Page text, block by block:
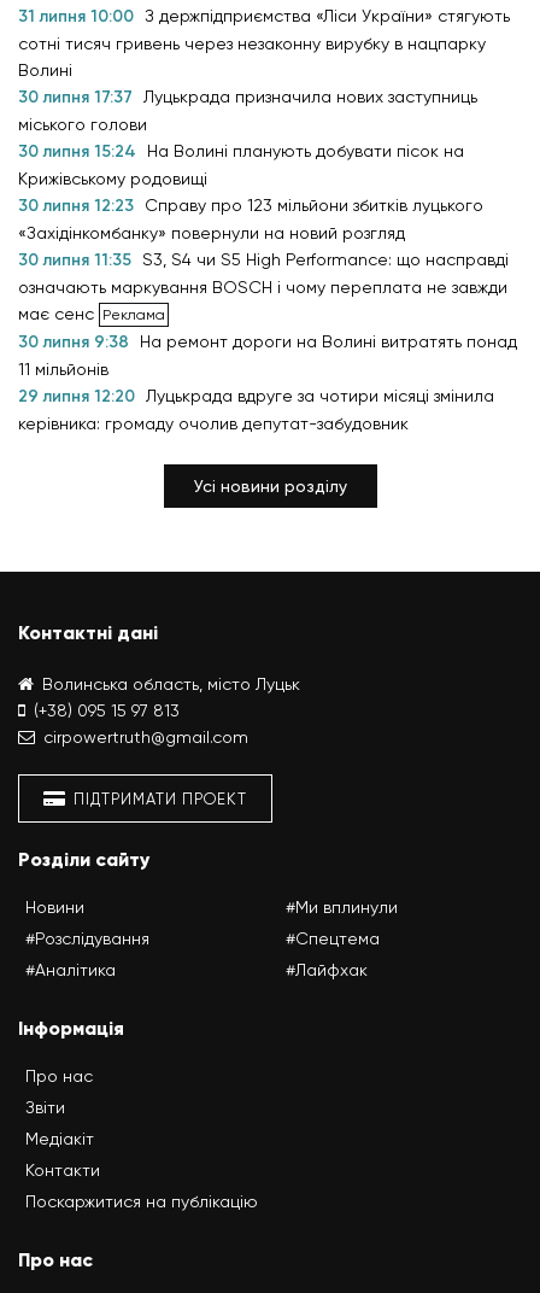
31 липня 10:00 З держпідприємства «Ліси України» стягують
сотні тисяч гривень через незаконну вирубку в нацпарку
Волині
30 липня 17:37
Луцькрада призначила нових заступниць
міського голови
30 липня 15:24
На Волині планують добувати пісок на
Крижівському родовищі
30 липня 12:23
Справу про 123 мільйони збитків луцького
«Західінкомбанку» повернули на новий розгляд
30 липня 11:35 S3, S4 чи S5 High Performance: що насправді
означають маркування BOSCH і чому переплата не завжди
має сенс
30 липня 9:38
На ремонт дороги на Волині витратять понад
11 мільйонів
29 липня 12:20
Луцькрада вдруге за чотири місяці змінила
керівника: громаду очолив депутат-забудовник
Усі новини розділу
Контактні дані
Волинська область, місто Луцьк
(+38) 095 15 97 813
cirpowertruth@gmail.com
ПІДТРИМАТИ ПРОЕКТ
Розділи сайту
Новини
#Розслідування
#Аналітика
#Ми вплинули
#Спецтема
#Лайфхак
Інформація
Про нас
Звіти
Медіакіт
Контакти
Поскаржитися на публікацію
Про нас